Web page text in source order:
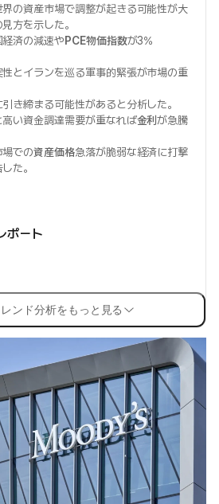
の資産市場で調整が起きる可能性が大
方を示した。
済の減速やPCE物価指数が3%
とイランを巡る軍事的緊張が市場の重
き締まる可能性があると分析した。
高い資金調達需要が重なれば金利が急騰
場での資産価格急落が脆弱な経済に打撃
た。
ポート
ンド分析をもっと見る